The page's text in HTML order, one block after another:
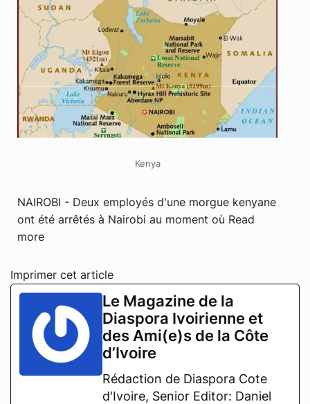
Kenya
NAIROBI - Deux employés d'une morgue kenyane
ont été arrêtés à Nairobi au moment où Read
more
Imprimer cet article
Le Magazine de la
Diaspora Ivoirienne et
des Ami(e)s de la Côte
d’Ivoire
Rédaction de Diaspora Cote
d'Ivoire, Senior Editor: Daniel